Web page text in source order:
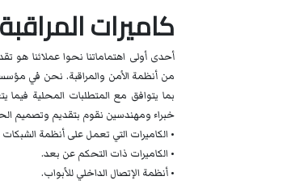
كاميرات المراقبة
أحدى أولى اهتماماتنا نحوا عملائنا هو
من أنظمة الأمن والمراقبة. نحن في
بما يتوافق مع المتطلبات المحلية فيما
خبراء ومهندسين نقوم بتقديم وتصميم
• الكاميرات التي تعمل على أنظمة الشبكات
• الكاميرات ذات التحكم عن بعد.
• أنظمة الإتصال الداخلي للأبواب.